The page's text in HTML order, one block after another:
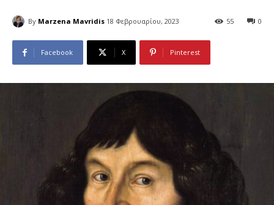
By Marzena Mavridis 18 Φεβρουαρίου, 2023 0
55
Facebook X Pinterest